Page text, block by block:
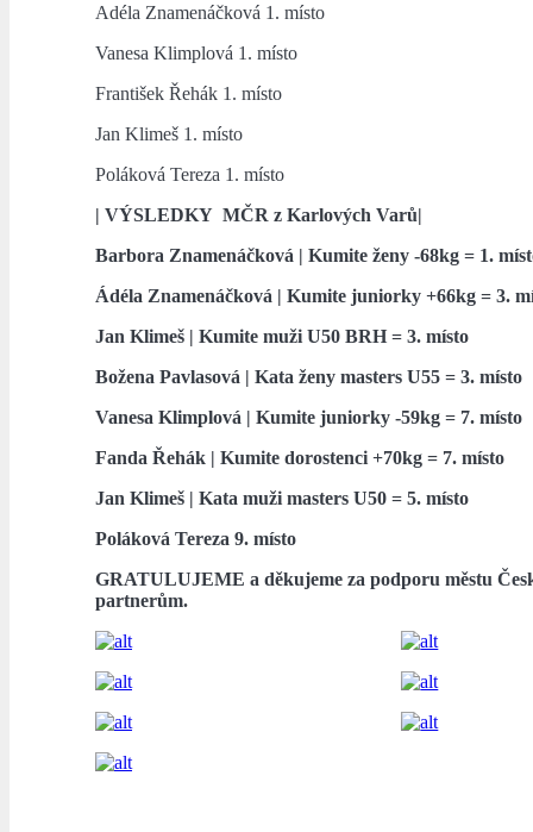
Adéla Znamenáčková 1. místo
Vanesa Klimplová 1. místo
František Řehák 1. místo
Jan Klimeš 1. místo
Poláková Tereza 1. místo
| VÝSLEDKY MČR z Karlových Varů|
Barbora Znamenáčková | Kumite ženy -68kg = 1.
Ádéla Znamenáčková | Kumite juniorky +66kg = 3.
Jan Klimeš | Kumite muži U50 BRH = 3. místo
Božena Pavlasová | Kata ženy masters U55 = 3. místo
Vanesa Klimplová | Kumite juniorky -59kg = 7. místo
Fanda Řehák | Kumite dorostenci +70kg = 7. místo
Jan Klimeš | Kata muži masters U50 = 5. místo
Poláková Tereza 9. místo
GRATULUJEME a děkujeme za podporu městu
partnerům.